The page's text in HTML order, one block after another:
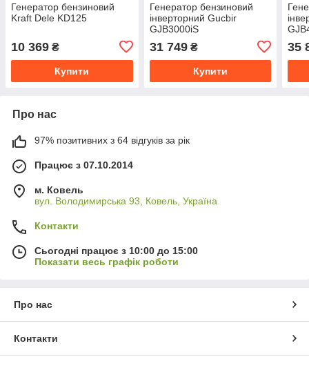
Генератор бензиновий
Kraft Dele KD125
10 369 ₴
Купити
Генератор бензиновий
інверторний Gucbir
GJB3000iS
31 749₴
Купити
35
Про нас
97% позитивних з 64 відгуків за рік
Працює з 07.10.2014
м. Ковель
вул. Володимирська 93, Ковель, Україна
Контакти
Сьогодні працює з 10:00 до 15:00
Показати весь графік роботи
Про нас
Контакти